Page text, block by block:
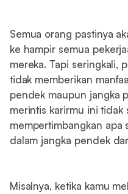
Semua orang pastinya
ke hampir semua
mereka. Tapi seringkali,
tidak memberikan
pendek maupun jangka
merintis karirmu ini tidak
mempertimbangkan apa
dalam jangka pendek
Misalnya, ketika kamu